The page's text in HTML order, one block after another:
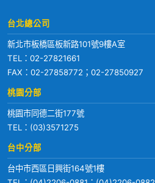
台北總公司
新北市板橋區板新路101號9樓A室
TEL： 02-27821661
FAX：02-27858772；02-27850927
桃園分部
桃園市同德二街177號
TEL： (03)3571275
台中分部
台中市西區日興街164號1樓